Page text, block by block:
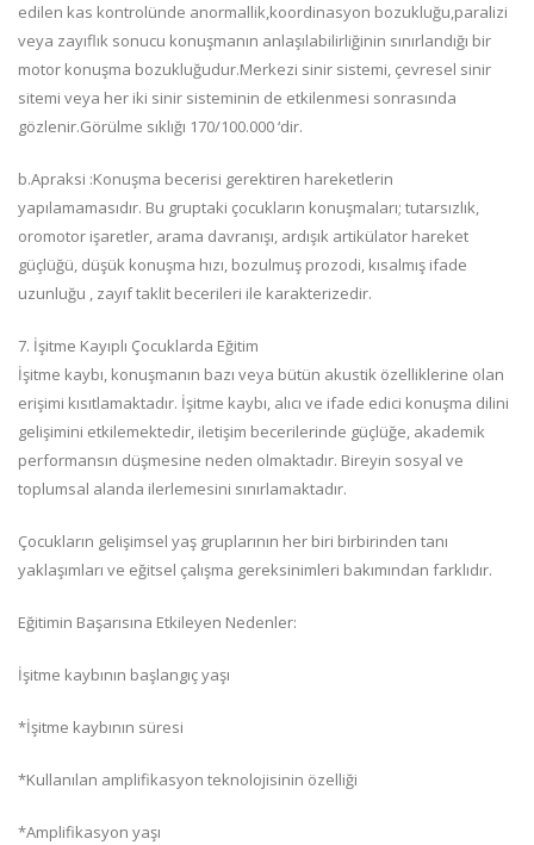
edilen kas kontrolünde anormallik,koordinasyon bozukluğu,paralizi
veya zayıflık sonucu konuşmanın anlaşılabilirliğinin sınırlandığı bir
motor konuşma bozukluğudur.Merkezi sinir sistemi, çevresel sinir
sitemi veya her iki sinir sisteminin de etkilenmesi sonrasında
gözlenir.Görülme sıklığı 170/100.000 ‘dir.
b.Apraksi :Konuşma becerisi gerektiren hareketlerin
yapılamamasıdır. Bu gruptaki çocukların konuşmaları; tutarsızlık,
oromotor işaretler, arama davranışı, ardışık artikülator hareket
güçlüğü, düşük konuşma hızı, bozulmuş prozodi, kısalmış ifade
uzunluğu , zayıf taklit becerileri ile karakterizedir.
7. İşitme Kayıplı Çocuklarda Eğitim
İşitme kaybı, konuşmanın bazı veya bütün akustik özelliklerine olan
erişimi kısıtlamaktadır. İşitme kaybı, alıcı ve ifade edici konuşma dilini
gelişimini etkilemektedir, iletişim becerilerinde güçlüğe, akademik
performansın düşmesine neden olmaktadır. Bireyin sosyal ve
toplumsal alanda ilerlemesini sınırlamaktadır.
Çocukların gelişimsel yaş gruplarının her biri birbirinden tanı
yaklaşımları ve eğitsel çalışma gereksinimleri bakımından farklıdır.
Eğitimin Başarısına Etkileyen Nedenler:
İşitme kaybının başlangıç yaşı
*İşitme kaybının süresi
*Kullanılan amplifikasyon teknolojisinin özelliği
*Amplifikasyon yaşı